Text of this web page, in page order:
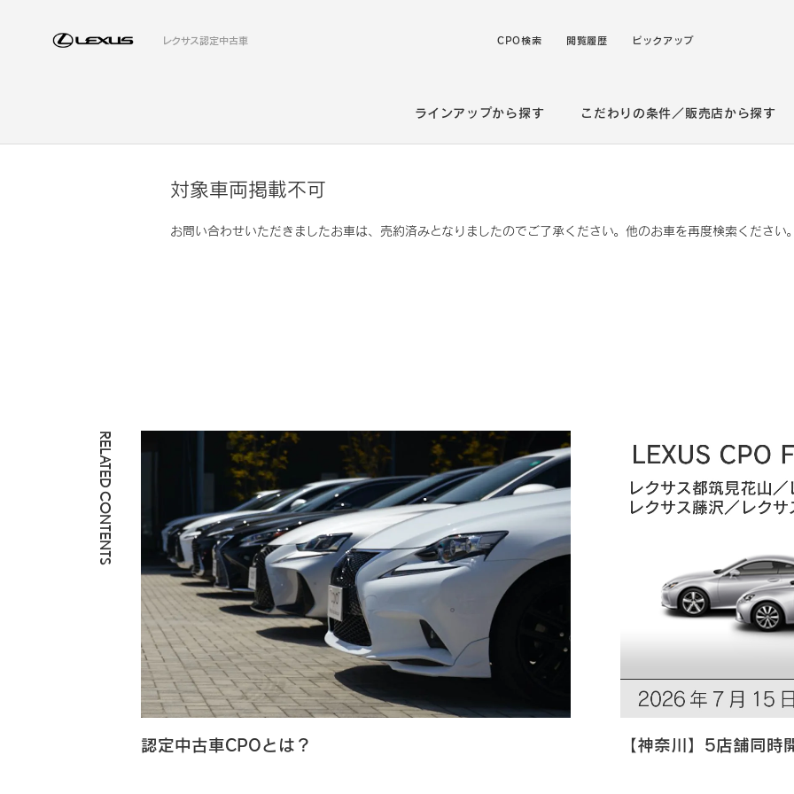
レクサス認定中古車 CPO検索 閲覧履歴 ピックアップ
ラインアップから探す こだわりの条件／販売店から探す
対象車両掲載不可
お問い合わせいただきましたお車は、売約済みとなりましたのでご了承ください。他のお車を再度検索ください
RELATED CONTENTS
認定中古車CPOとは？ 【神奈川】5店舗同時